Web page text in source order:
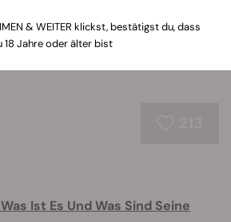
Ist Es Und Was Sind Seine
& WEITER klickst, bestätigst du, dass
18 Jahre oder älter bist